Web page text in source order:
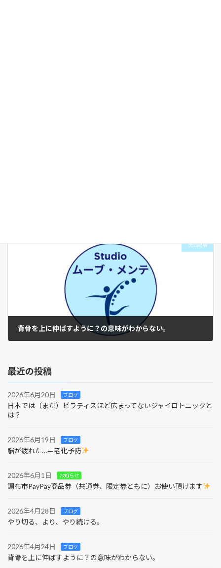
次の記事
背骨を上に伸ばすように？の意味がわからない。
最近の投稿
2026年6月20日 ブログ
日本では（まだ）ピラティスほど広まってないジャイロトニックと
は？
2026年6月19日 ブログ
脳が疲れた…＝老化予防
2026年6月1日 お知らせ
調布市PayPay商品券（共通券、限定券ともに）お使い頂けます
2026年4月28日 ブログ
やり切る、より、やり続ける。
2026年4月24日 ブログ
背骨を上に伸ばすように？の意味がわからない。